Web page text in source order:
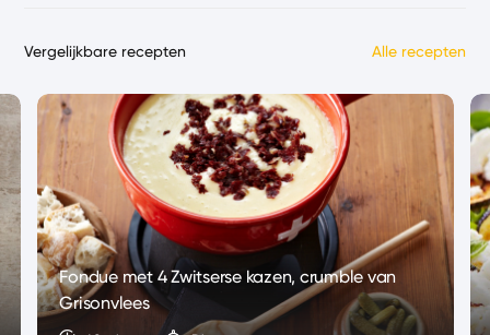
Vergelijkbare recepten Alle recepten
Fondue met 4 Zwitserse kazen, crumble van
Grisonvlees